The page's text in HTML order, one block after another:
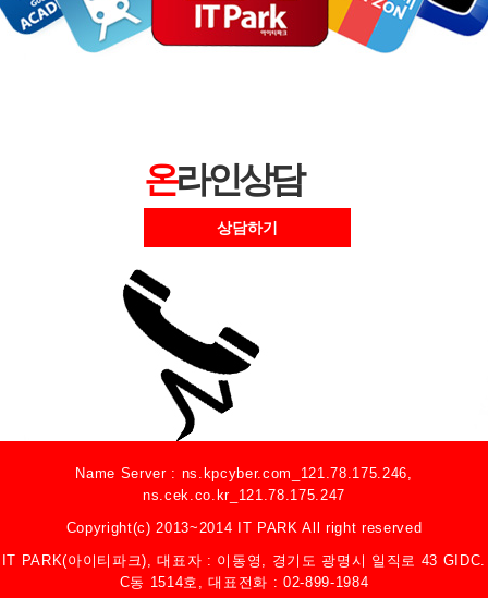
온라인상담
상담하기
Name Server : ns.kpcyber.com_121.78.175.246,
ns.cek.co.kr_121.78.175.247
Copyright(c) 2013~2014 IT PARK All right reserved
IT PARK(아이티파크), 대표자 : 이동영, 경기도 광명시 일직로 43 GIDC.
C동 1514호, 대표전화 : 02-899-1984